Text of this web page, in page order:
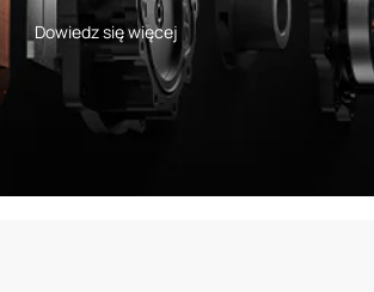
Dowiedz się więcej